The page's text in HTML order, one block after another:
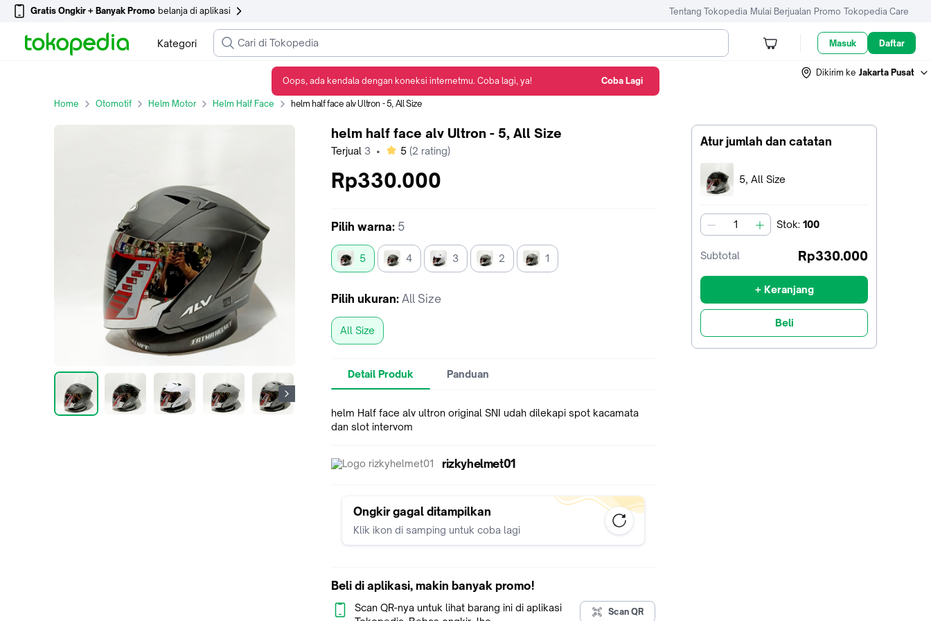
Gratis Ongkir + Banyak Promo belanja di aplikasi Tentang Tokopedia Mulai Berjualan Promo Tokopedia Care
Kategori Masuk Daftar
Dikirim ke Jakarta Pusat
Home Otomotif Helm Motor Helm Half Face helm half face alv Ultron - 5, All Size
Atur jumlah dan catatan
Terpilih:
5, All Size
jumlah Stok: 100
Subtotal Rp330.000
+ Keranjang
Beli
helm half face alv Ultron - 5, All Size
Terjual 3 • bintang
5 (2 rating)
Rp330.000
Pilih warna: 5
5 4 3 2 1
Pilih ukuran: All Size
All Size
Detail Produk Panduan
helm Half face alv ultron original SNI udah dilekapi spot kacamata
dan slot intervom
rizkyhelmet01
Ongkir gagal ditampilkan
Klik ikon di samping untuk coba lagi
Beli di aplikasi, makin banyak promo!
Scan QR-nya untuk lihat barang ini di aplikasi
Scan QR
Oops, ada kendala dengan koneksi internetmu. Coba lagi, ya! Coba Lagi